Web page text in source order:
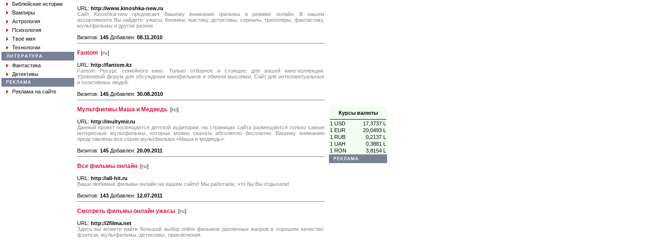
Курсы валюты
1 USD
17,3737 L
1 EUR
20,0493 L
1 RUB
0,2137 L
1 UAH
0,3881 L
1 RON
3,8154 L
Библейские истории
Вампиры
Астрология
Психология
Твоё имя
Технологии
Фантастика
Детективы
Реклама на сайте
URL: http://www.kinoshka-new.ru
Сайт Kinoshka-new предлагает Вашему вниманию фильмы в режиме онлайн. В нашем
ассортименте Вы найдете: ужасы, боевики, мистику, детективы, сериалы, трилллеры, фантастику,
мультфильмы и другое разное
Визитов: 145 Добавлен: 08.11.2010
Fantom [ru]
URL: http://fantom.kz
Fantom Ресурс семейного кино. Только отборное и стоящее, для вашей кино-коллекции.
Уровневый форум для обсуждения кинофильмов и обмена мыслями. Сайт для интеллектуальных
и позитивных людей.
Визитов: 145 Добавлен: 30.08.2010
Мультфилмы Маша и Медведь [ru]
URL: http://multymir.ru
Данный проект посвящается детской аудитории, на страницах сайта размещаются только самые
интересные мультфильмы, которые можно скачать абсолютно бесплатно. Вашему вниманию
представлены все серии мультфильма «Маша и медведь».
Визитов: 145 Добавлен: 20.09.2011
Все фильмы онлайн [ru]
URL: http://all-hit.ru
Ваши любимые фильмы онлайн на нашем сайте! Мы работаем, что бы Вы отдыхали!
Визитов: 143 Добавлен: 12.07.2011
Смотреть фильмы онлайн ужасы [ru]
URL: http://2filma.net
Здесь вы можете найти большой выбор online фильмов различных жанров в хорошем качестве:
фэнтези, мультфильмы, детективы, приключения.